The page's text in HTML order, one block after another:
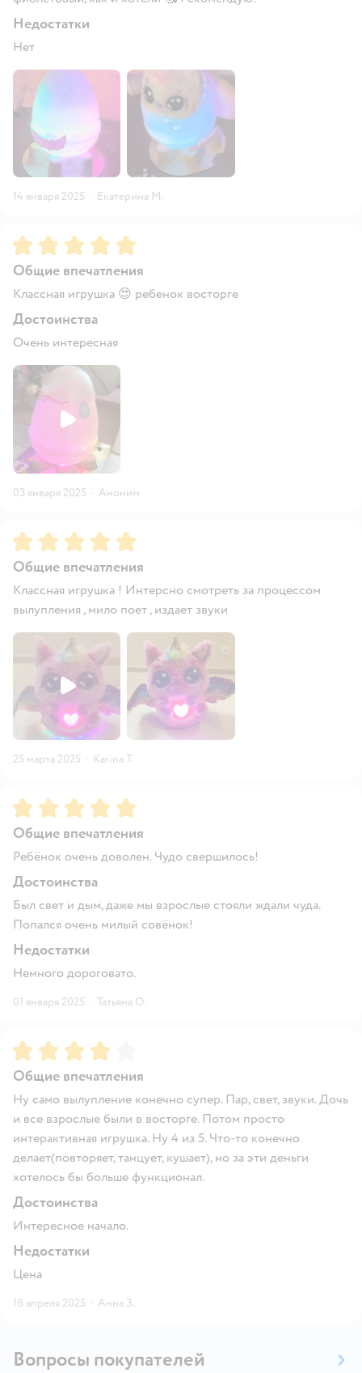
Недостатки
Нет
14 января 2025 · Екатерина М.
Рейтинг:5
Общие впечатления
Классная игрушка 😍 ребенок восторге
Достоинства
Очень интересная
03 января 2025 · Аноним
Рейтинг:5
Общие впечатления
Классная игрушка ! Интерсно смотреть за процессом
вылупления , мило поет , издает звуки
25 марта 2025 · Karina T.
Рейтинг:5
Общие впечатления
Ребёнок очень доволен. Чудо свершилось!
Достоинства
Был свет и дым, даже мы взрослые стояли ждали чуда.
Попался очень милый совёнок!
Недостатки
Немного дороговато.
01 января 2025 · Татьяна О.
Рейтинг:4
Общие впечатления
Ну само вылупление конечно супер. Пар, свет, звуки. Дочь
и все взрослые были в восторге. Потом просто
интерактивная игрушка. Ну 4 из 5. Что-то конечно
делает(повторяет, танцует, кушает), но за эти деньги
хотелось бы больше функционал.
Достоинства
Интересное начало.
Недостатки
Цена
18 апреля 2025 · Анна З.
Вопросы покупателей